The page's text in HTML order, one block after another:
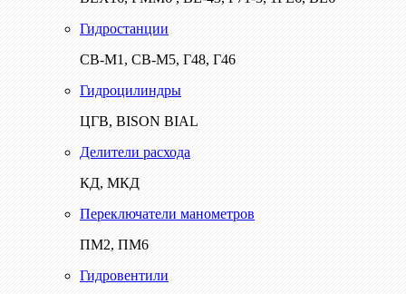
Гидростанции
СВ-М1, СВ-М5, Г48, Г46
Гидроцилиндры
ЦГВ, BISON BIAL
Делители расхода
КД, МКД
Переключатели манометров
ПМ2, ПМ6
Гидровентили